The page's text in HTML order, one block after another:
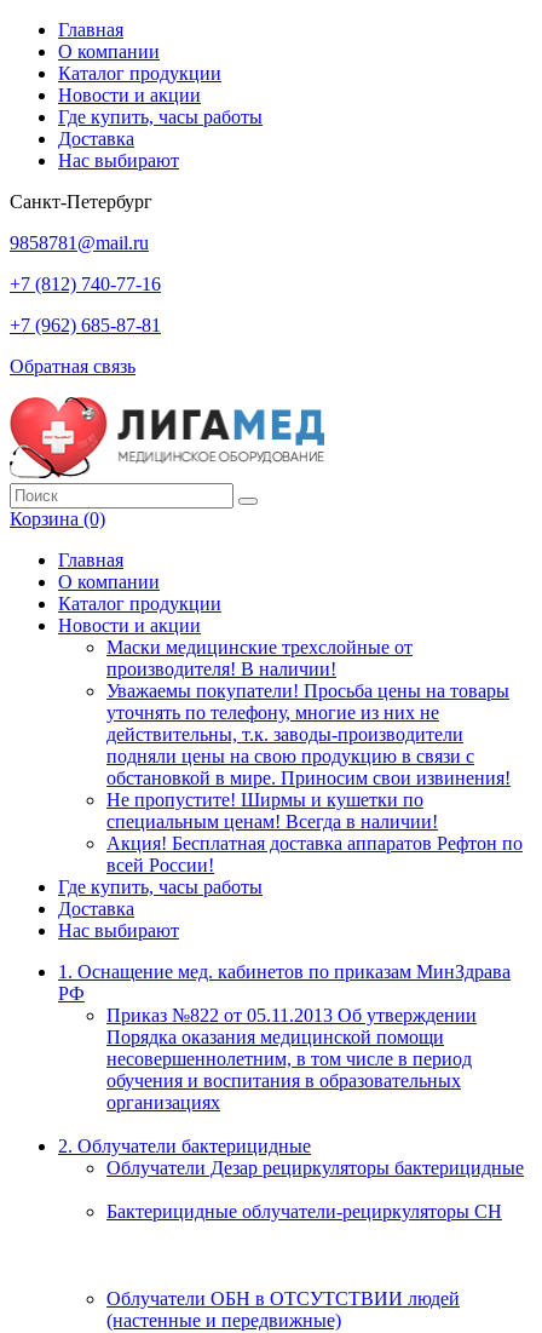
Главная
О компании
Каталог продукции
Новости и акции
Где купить, часы работы
Доставка
Нас выбирают
Санкт-Петербург
9858781@mail.ru
+7 (812) 740-77-16
+7 (962) 685-87-81
Обратная связь
Корзина (0)
Главная
О компании
Каталог продукции
Новости и акции
Маски медицинские трехслойные от
производителя! В наличии!
Уважаемы покупатели! Просьба цены на товары
уточнять по телефону, многие из них не
действительны, т.к. заводы-производители
подняли цены на свою продукцию в связи с
обстановкой в мире. Приносим свои извинения!
Не пропустите! Ширмы и кушетки по
специальным ценам! Всегда в наличии!
Акция! Бесплатная доставка аппаратов Рефтон по
всей России!
Где купить, часы работы
Доставка
Нас выбирают
1. Оснащение мед. кабинетов по приказам МинЗдрава
РФ
Приказ №822 от 05.11.2013 Об утверждении
Порядка оказания медицинской помощи
несовершеннолетним, в том числе в период
обучения и воспитания в образовательных
организациях
2. Облучатели бактерицидные
Облучатели Дезар рециркуляторы бактерицидные
Бактерицидные облучатели-рециркуляторы СН
Облучатели ОБН в ОТСУТСТВИИ людей
(настенные и передвижные)